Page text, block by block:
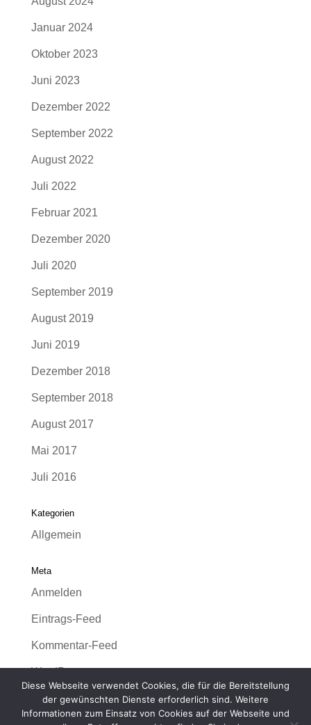
Januar 2024
Oktober 2023
Juni 2023
Dezember 2022
September 2022
August 2022
Juli 2022
Februar 2021
Dezember 2020
Juli 2020
September 2019
August 2019
Juni 2019
Dezember 2018
September 2018
August 2017
Mai 2017
Juli 2016
Kategorien
Allgemein
Meta
Anmelden
Eintrags-Feed
Kommentar-Feed
WordPress.org
Diese Webseite verwendet Cookies, die für die Bereitstellung
der gewünschten Dienste erforderlich sind. Weitere
Informationen zum Einsatz von Cookies auf der Webseite und